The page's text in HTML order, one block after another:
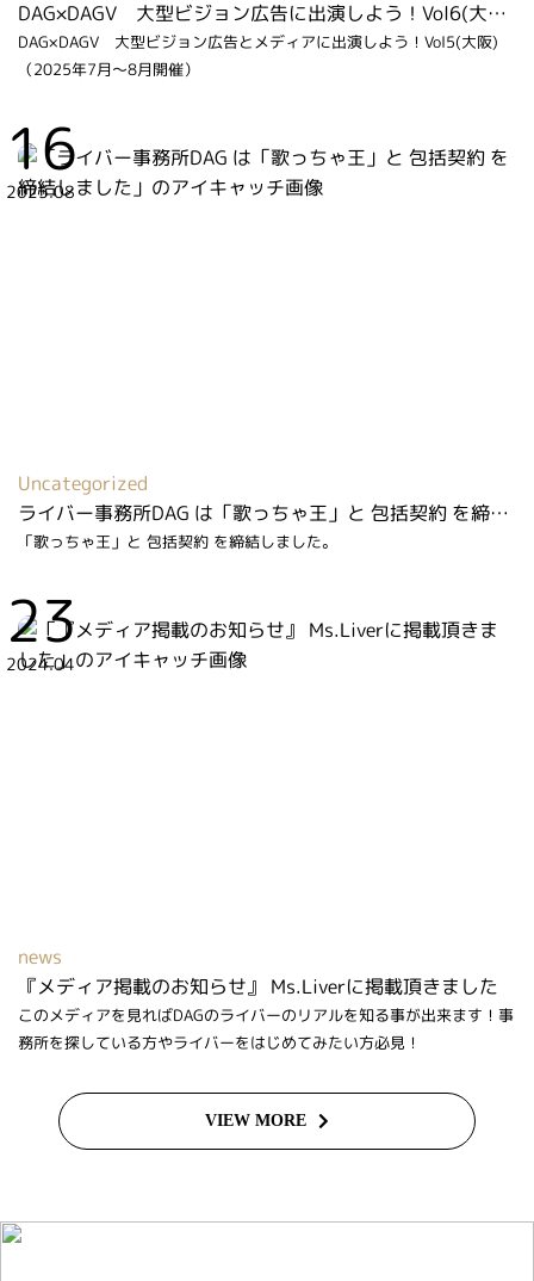
DAG×DAGV 大型ビジョン広告に出演しよう！Vol6(大阪)（2026年6月～7月開催）
DAG×DAGV 大型ビジョン広告とメディアに出演しよう！Vol5(大阪)
（2025年7月～8月開催）
16
2025.08
Uncategorized
ライバー事務所DAG は「歌っちゃ王」と 包括契約 を締結しました
「歌っちゃ王」と 包括契約 を締結しました。
23
2024.04
news
『メディア掲載のお知らせ』 Ms.Liverに掲載頂きました
このメディアを見ればDAGのライバーのリアルを知る事が出来ます！事
務所を探している方やライバーをはじめてみたい方必見！
VIEW MORE